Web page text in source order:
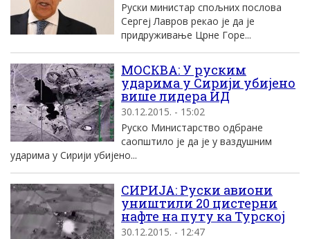
Руски министар спољних послова
Сергеj Лавров рекао jе да jе
придруживање Црне Горе...
МОСКВА: У руским
ударима у Сирији убијено
више лидера ИД
30.12.2015. - 15:02
Руско Министарство одбране
саопштило је да је у ваздушним
ударима у Сирији убијено...
СИРИЈА: Руски авиони
уништили 20 цистерни
нафте на путу ка Турској
30.12.2015. - 12:47